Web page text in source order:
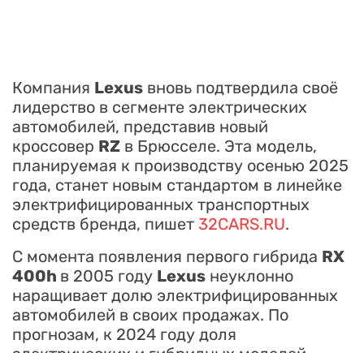
Компания Lexus вновь подтвердила своё
лидерство в сегменте электрических
автомобилей, представив новый
кроссовер RZ в Брюсселе. Эта модель,
планируемая к производству осенью 2025
года, станет новым стандартом в линейке
электрифицированных транспортных
средств бренда, пишет 32CARS.RU.
С момента появления первого гибрида RX
400h в 2005 году Lexus неуклонно
наращивает долю электрифицированных
автомобилей в своих продажах. По
прогнозам, к 2024 году доля